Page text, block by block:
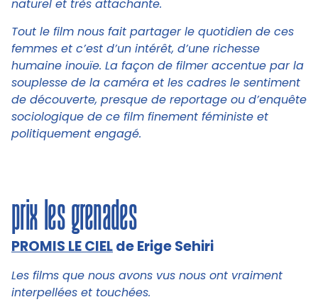
naturel et très attachante.
Tout le film nous fait partager le quotidien de ces
femmes et c’est d’un intérêt, d’une richesse
humaine inouïe. La façon de filmer accentue par la
souplesse de la caméra et les cadres le sentiment
de découverte, presque de reportage ou d’enquête
sociologique de ce film finement féministe et
politiquement engagé.
prix les grenades
PROMIS LE CIELde Erige Sehiri
Les films que nous avons vus nous ont vraiment
interpellées et touchées.